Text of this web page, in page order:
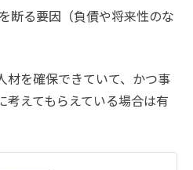
断る要因（負債や将来性のな
材を確保できていて、かつ事
えてもらえている場合は有